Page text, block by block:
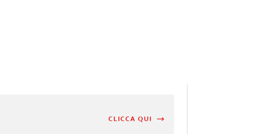
CLICCA QUI